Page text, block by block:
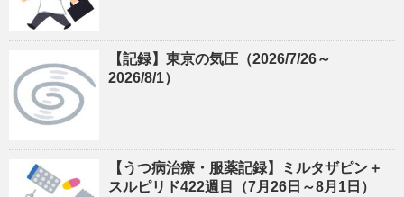
【記録】東京の気圧（2026/7/26～
2026/8/1）
【うつ病治療・服薬記録】ミルタザピン＋
スルピリド422週目（7月26日～8月1日）